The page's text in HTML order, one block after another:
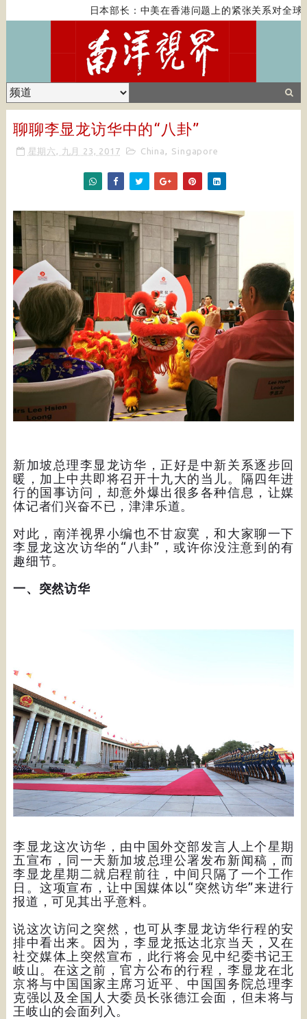
日本部长：中美在香港问题上的紧张关系对全球经济构
聊聊李显龙访华中的“八卦”
星期六, 九月 23, 2017 China , Singapore
新加坡总理李显龙访华，正好是中新关系逐步回
暖，加上中共即将召开十九大的当儿。隔四年进
行的国事访问，却意外爆出很多各种信息，让媒
体记者们兴奋不已，津津乐道。
对此，南洋视界小编也不甘寂寞，和大家聊一下
李显龙这次访华的“八卦”，或许你没注意到的有
趣细节。
一、突然访华
李显龙这次访华，由中国外交部发言人上个星期
五宣布，同一天新加坡总理公署发布新闻稿，而
李显龙星期二就启程前往，中间只隔了一个工作
日。这项宣布，让中国媒体以“突然访华”来进行
报道，可见其出乎意料。
说这次访问之突然，也可从李显龙访华行程的安
排中看出来。因为，李显龙抵达北京当天，又在
社交媒体上突然宣布，此行将会见中纪委书记王
岐山。在这之前，官方公布的行程，李显龙在北
京将与中国国家主席习近平、中国国务院总理李
克强以及全国人大委员长张德江会面，但未将与
王岐山的会面列入。